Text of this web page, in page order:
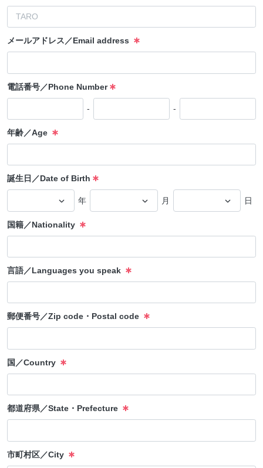
メールアドレス／Email address
電話番号／Phone Number
- -
年齢／Age
誕生日／Date of Birth
年 月 日
国籍／Nationality
言語／Languages you speak
郵便番号／Zip code・Postal code
国／Country
都道府県／State・Prefecture
市町村区／City